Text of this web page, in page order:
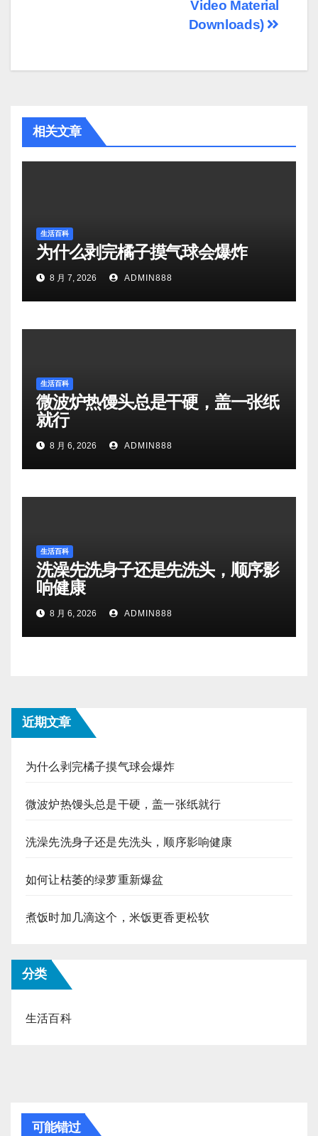
Video Material
Downloads)
相关文章
生活百科
为什么剥完橘子摸气球会爆炸
8 月 7, 2026 ADMIN888
生活百科
微波炉热馒头总是干硬，盖一张纸
就行
8 月 6, 2026 ADMIN888
生活百科
洗澡先洗身子还是先洗头，顺序影
响健康
8 月 6, 2026 ADMIN888
近期文章
为什么剥完橘子摸气球会爆炸
微波炉热馒头总是干硬，盖一张纸就行
洗澡先洗身子还是先洗头，顺序影响健康
如何让枯萎的绿萝重新爆盆
煮饭时加几滴这个，米饭更香更松软
分类
生活百科
可能错过